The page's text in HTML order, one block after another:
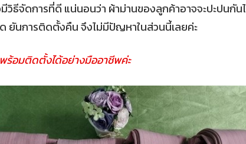
มีวิธีจัดการที่ดี แน่นอนว่า ผ้าม่านของลูกค้าอาจจะปะปนกั
ยันการติดตั้งคืน จึงไม่มีปัญหาในส่วนนี้เลยค่ะ
ร้อมติดตั้งได้อย่างมืออาชีพค่ะ